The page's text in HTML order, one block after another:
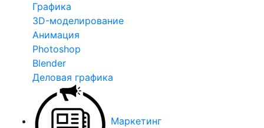
Графика
3D-моделирование
Анимация
Photoshop
Blender
Деловая графика
Маркетинг